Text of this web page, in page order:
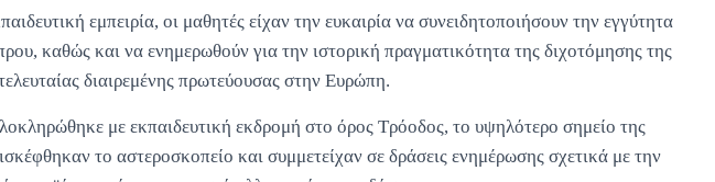
εμπειρία, οι μαθητές είχαν την ευκαιρία να συνειδητοποιήσουν την εγγύτητα
καθώς και να ενημερωθούν για την ιστορική πραγματικότητα της διχοτόμησης της
διαιρεμένης πρωτεύουσας στην Ευρώπη.
με εκπαιδευτική εκδρομή στο όρος Τρόοδος, το υψηλότερο σημείο της
το αστεροσκοπείο και συμμετείχαν σε δράσεις ενημέρωσης σχετικά με την